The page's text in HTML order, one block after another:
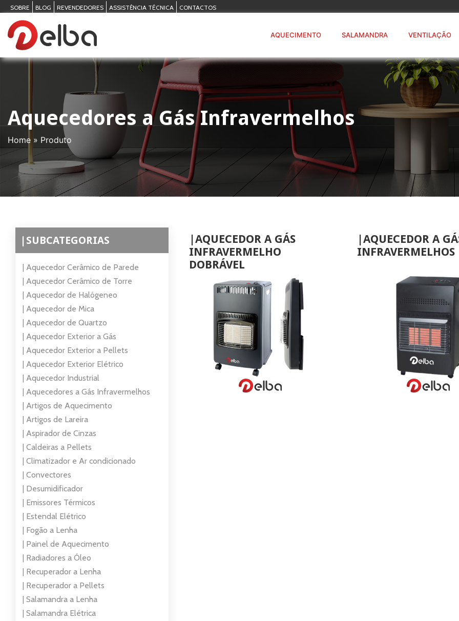
SOBRE BLOG REVENDEDORES ASSISTÊNCIA TÉCNICA CONTACTOS
AQUECIMENTO SALAMANDRA VENTILAÇÃO
Aquecedores a Gás Infravermelhos
Home » Produto
|SUBCATEGORIAS
| Aquecedor Cerâmico de Parede
| Aquecedor Cerâmico de Torre
| Aquecedor de Halógeneo
| Aquecedor de Mica
| Aquecedor de Quartzo
| Aquecedor Exterior a Gás
| Aquecedor Exterior a Pellets
| Aquecedor Exterior Elétrico
| Aquecedor Industrial
| Aquecedores a Gás Infravermelhos
| Artigos de Aquecimento
| Artigos de Lareira
| Aspirador de Cinzas
| Caldeiras a Pellets
| Climatizador e Ar condicionado
| Convectores
| Desumidificador
| Emissores Térmicos
| Estendal Elétrico
| Fogão a Lenha
| Painel de Aquecimento
| Radiadores a Óleo
| Recuperador a Lenha
| Recuperador a Pellets
| Salamandra a Lenha
| Salamandra Elétrica
|AQUECEDOR A GÁS
INFRAVERMELHO
DOBRÁVEL
VER MAIS
|AQUECEDOR A
INFRAVERMELHOS
VER MAIS